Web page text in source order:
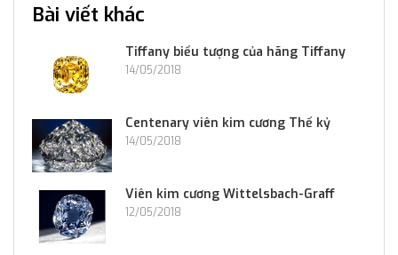
Bài viết khác
Tiffany biểu tượng của hãng Tiffany
14/05/2018
Centenary viên kim cương Thế kỷ
14/05/2018
Viên kim cương Wittelsbach-Graff
12/05/2018